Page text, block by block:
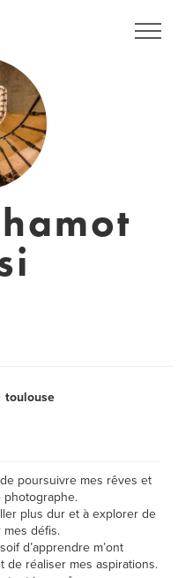
toulouse
poursuivre mes rêves et
photographe.
plus dur et à explorer de
défis.
d’apprendre m’ont
de réaliser mes aspirations.